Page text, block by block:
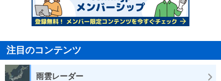
注目のコンテンツ
雨雲レーダー